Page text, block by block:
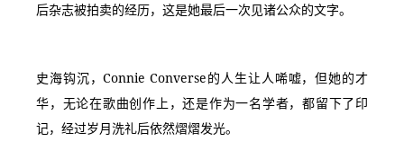
后杂志被拍卖的经历，这是她最后一次见诸公众的文字。
史海钩沉，Connie Converse的人生让人唏嘘，但她的才
华，无论在歌曲创作上，还是作为一名学者，都留下了印
记，经过岁月洗礼后依然熠熠发光。